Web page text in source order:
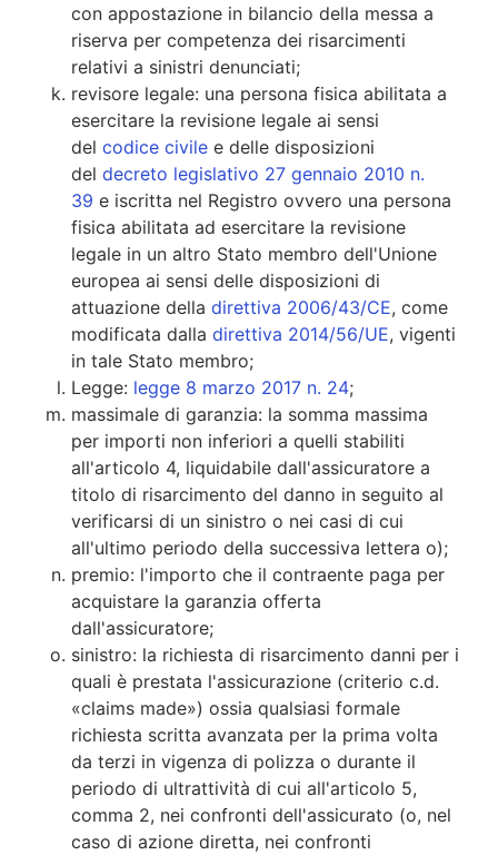
con appostazione in bilancio della messa a
riserva per competenza dei risarcimenti
relativi a sinistri denunciati;
revisore legale: una persona fisica abilitata a
esercitare la revisione legale ai sensi
del codice civile e delle disposizioni
del decreto legislativo 27 gennaio 2010 n.
39 e iscritta nel Registro ovvero una persona
fisica abilitata ad esercitare la revisione
legale in un altro Stato membro dell'Unione
europea ai sensi delle disposizioni di
attuazione della direttiva 2006/43/CE, come
modificata dalla direttiva 2014/56/UE, vigenti
in tale Stato membro;
Legge: legge 8 marzo 2017 n. 24;
massimale di garanzia: la somma massima
per importi non inferiori a quelli stabiliti
all'articolo 4, liquidabile dall'assicuratore a
titolo di risarcimento del danno in seguito al
verificarsi di un sinistro o nei casi di cui
all'ultimo periodo della successiva lettera o);
premio: l'importo che il contraente paga per
acquistare la garanzia offerta
dall'assicuratore;
sinistro: la richiesta di risarcimento danni per i
quali è prestata l'assicurazione (criterio c.d.
«claims made») ossia qualsiasi formale
richiesta scritta avanzata per la prima volta
da terzi in vigenza di polizza o durante il
periodo di ultrattività di cui all'articolo 5,
comma 2, nei confronti dell'assicurato (o, nel
caso di azione diretta, nei confronti